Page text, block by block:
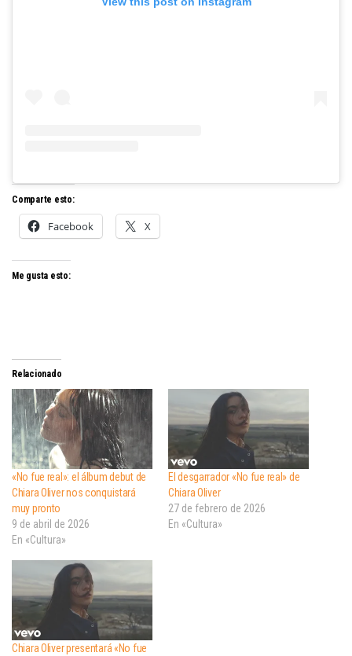
Comparte esto:
Facebook X
Me gusta esto:
Relacionado
«No fue real»: el álbum debut de
Chiara Oliver nos conquistará
muy pronto
9 de abril de 2026
En «Cultura»
El desgarrador «No fue real» de
Chiara Oliver
27 de febrero de 2026
En «Cultura»
Chiara Oliver presentará «No fue